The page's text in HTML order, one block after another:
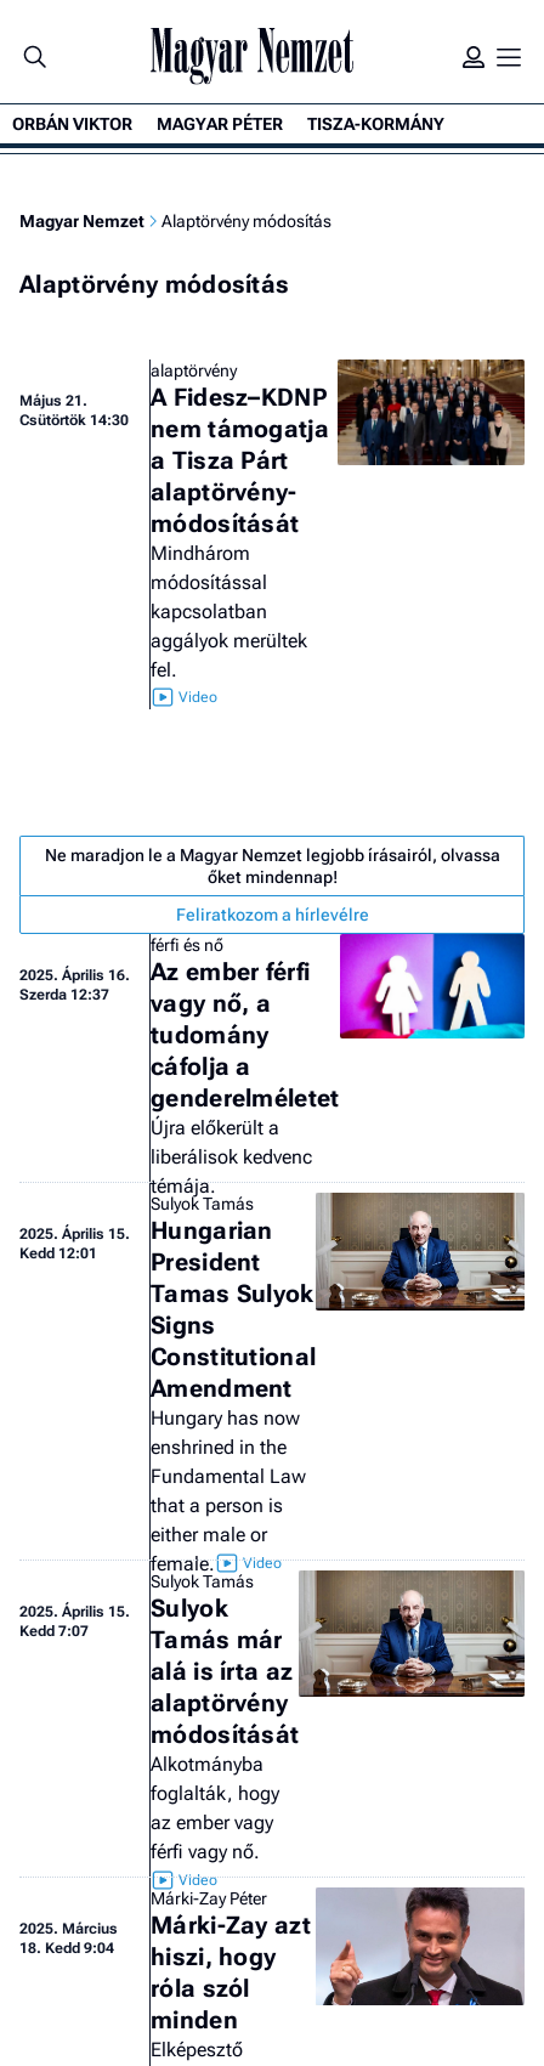
-
ORBÁN VIKTOR MAGYAR PÉTER TISZA-KORMÁNY
Magyar Nemzet Alaptörvény módosítás
Alaptörvény módosítás
Május 21.
Csütörtök 14:30
alaptörvény
A Fidesz–KDNP
nem támogatja
a Tisza Párt
alaptörvény-
módosítását
Mindhárom
módosítással
kapcsolatban
aggályok merültek
fel.
Ne maradjon le a Magyar Nemzet legjobb írásairól, olvassa
őket mindennap!
Feliratkozom a hírlevélre
2025. Április 16.
Szerda 12:37
férfi és nő
Az ember férfi
vagy nő, a
tudomány
cáfolja a
genderelméletet
Újra előkerült a
liberálisok kedvenc
témája.
2025. Április 15.
Kedd 12:01
Sulyok Tamás
Hungarian
President
Tamas Sulyok
Signs
Constitutional
Amendment
Hungary has now
enshrined in the
Fundamental Law
that a person is
either male or
female.
2025. Április 15.
Kedd 7:07
Sulyok Tamás
Sulyok
Tamás már
alá is írta az
alaptörvény
módosítását
Alkotmányba
foglalták, hogy
az ember vagy
férfi vagy nő.
2025. Március
18. Kedd 9:04
Márki-Zay Péter
Márki-Zay azt
hiszi, hogy
róla szól
minden
Elképesztő